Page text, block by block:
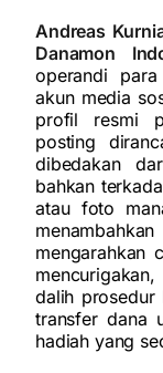
Andreas
Danamon
operandi
akun media
profil resmi
posting
dibedakan
bahkan
atau foto
mengarahkan
dalih prosedur
transfer dana
hadiah yang